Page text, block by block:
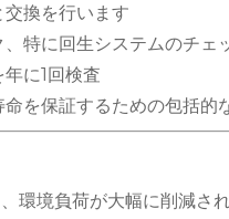
換を行います
特に回生システムのチェ
に1回検査
を保証するための包括的
環境負荷が大幅に削減され